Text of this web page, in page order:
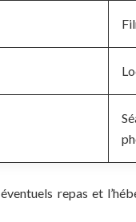
repas et